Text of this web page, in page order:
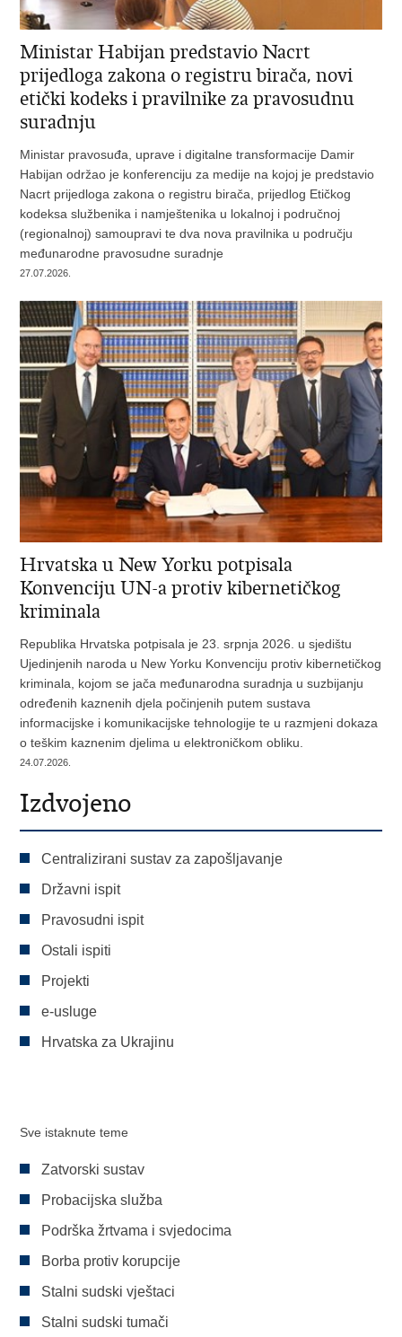
Ministar Habijan predstavio Nacrt
prijedloga zakona o registru birača, novi
etički kodeks i pravilnike za pravosudnu
suradnju
Ministar pravosuđa, uprave i digitalne transformacije Damir
Habijan održao je konferenciju za medije na kojoj je predstavio
Nacrt prijedloga zakona o registru birača, prijedlog Etičkog
kodeksa službenika i namještenika u lokalnoj i područnoj
(regionalnoj) samoupravi te dva nova pravilnika u području
međunarodne pravosudne suradnje
27.07.2026.
Hrvatska u New Yorku potpisala
Konvenciju UN-a protiv kibernetičkog
kriminala
Republika Hrvatska potpisala je 23. srpnja 2026. u sjedištu
Ujedinjenih naroda u New Yorku Konvenciju protiv kibernetičkog
kriminala, kojom se jača međunarodna suradnja u suzbijanju
određenih kaznenih djela počinjenih putem sustava
informacijske i komunikacijske tehnologije te u razmjeni dokaza
o teškim kaznenim djelima u elektroničkom obliku.
24.07.2026.
Izdvojeno
Centralizirani sustav za zapošljavanje
Državni ispit
Pravosudni ispit
Ostali ispiti
Projekti
e-usluge
Hrvatska za Ukrajinu
Sve istaknute teme
Zatvorski sustav
Probacijska služba
Podrška žrtvama i svjedocima
Borba protiv korupcije
Stalni sudski vještaci
Stalni sudski tumači